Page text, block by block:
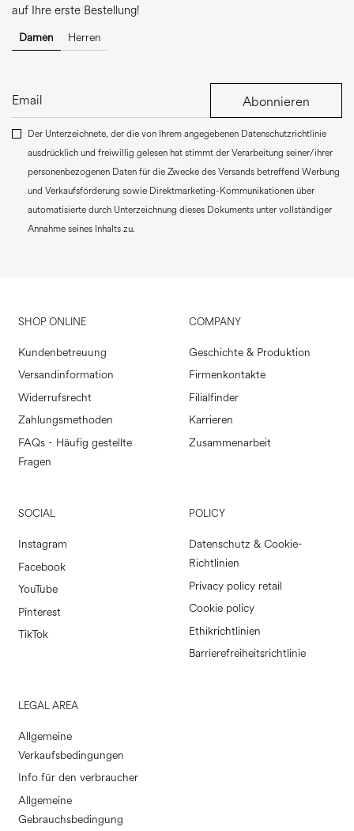
auf Ihre erste Bestellung!
Damen Herren
Abonnieren
Der Unterzeichnete, der die von Ihrem angegebenen Datenschutzrichtlinie
ausdrücklich und freiwillig gelesen hat stimmt der Verarbeitung seiner/ihrer
personenbezogenen Daten für die Zwecke des Versands betreffend Werbung
und Verkaufsförderung sowie Direktmarketing-Kommunikationen über
automatisierte durch Unterzeichnung dieses Dokuments unter vollständiger
Annahme seines Inhalts zu.
SHOP ONLINE
Kundenbetreuung
Versandinformation
Widerrufsrecht
Zahlungsmethoden
FAQs - Häufig gestellte
Fragen
COMPANY
Geschichte & Produktion
Firmenkontakte
Filialfinder
Karrieren
Zusammenarbeit
SOCIAL
Instagram
Facebook
YouTube
Pinterest
TikTok
POLICY
Datenschutz & Cookie-
Richtlinien
Privacy policy retail
Cookie policy
Ethikrichtlinien
Barrierefreiheitsrichtlinie
LEGAL AREA
Allgemeine
Verkaufsbedingungen
Info für den verbraucher
Allgemeine
Gebrauchsbedingung